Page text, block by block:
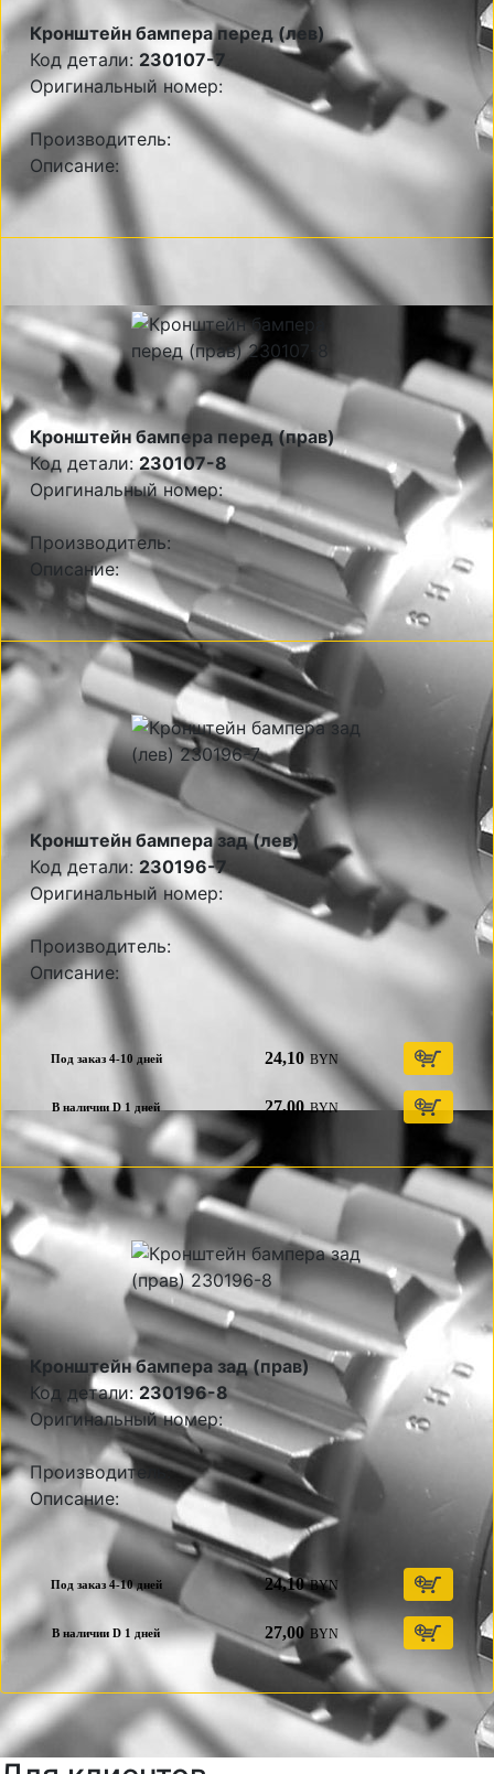
Кронштейн бампера перед (лев)
Код детали: 230107-7
Оригинальный номер:
Производитель:
Описание:
Кронштейн бампера перед (прав)
Код детали:230107-8
Оригинальный номер:
Производитель:
Описание:
Кронштейн бампера зад (лев)
Код детали: 230196-7
Оригинальный номер:
Производитель:
Описание:
Под заказ 4-10 дней 24,10 BYN
В наличии D 1 дней 27,00 BYN
Кронштейн бампера зад (прав)
Код детали:230196-8
Оригинальный номер:
Производитель:
Описание:
Под заказ 4-10 дней 24,10 BYN
В наличии D 1 дней 27,00 BYN